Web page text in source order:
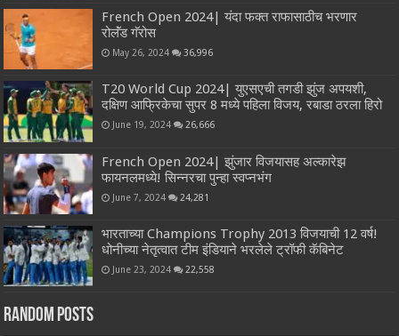
French Open 2024| यंदा फक्त राफासाठीच भरणार
रोलॅंड गॅरोस
May 26, 2024 36,996
T20 World Cup 2024| युएसएची तगडी झुंज अपयशी,
दक्षिण आफ्रिकेचा सुपर 8 मध्ये पहिला विजय, रबाडा ठरला हिरो
June 19, 2024 26,666
French Open 2024| झुंजार विजयासह अल्कारेझ
फायनलमध्ये! सिन्नरचा पुन्हा स्वप्नभंग
June 7, 2024 24,281
भारताच्या Champions Trophy 2013 विजयाची 12 वर्ष!
धोनीच्या नेतृत्वात टीम इंडियाने भरलेले ट्रॉफी कॅबिनेट
June 23, 2024 22,558
Random Posts